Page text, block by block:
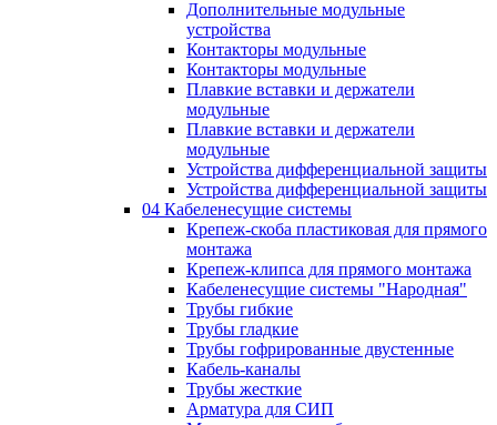
Дополнительные модульные
устройства
Контакторы модульные
Контакторы модульные
Плавкие вставки и держатели
модульные
Плавкие вставки и держатели
модульные
Устройства дифференциальной защиты
Устройства дифференциальной защиты
04 Кабеленесущие системы
Крепеж-скоба пластиковая для прямого
монтажа
Крепеж-клипса для прямого монтажа
Кабеленесущие системы "Народная"
Трубы гибкие
Трубы гладкие
Трубы гофрированные двустенные
Кабель-каналы
Трубы жесткие
Арматура для СИП